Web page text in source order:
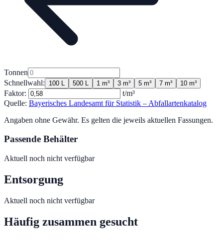
Tonnen
Schnellwahl:
100 L 500 L 1 m³ 3 m³ 5 m³ 7 m³ 10 m³
Faktor:
t/m³
Quelle: Bayerisches Landesamt für Statistik – Abfallartenkatalog
Angaben ohne Gewähr. Es gelten die jeweils aktuellen Fassungen.
Passende Behälter
Aktuell noch nicht verfügbar
Entsorgung
Aktuell noch nicht verfügbar
Häufig zusammen gesucht